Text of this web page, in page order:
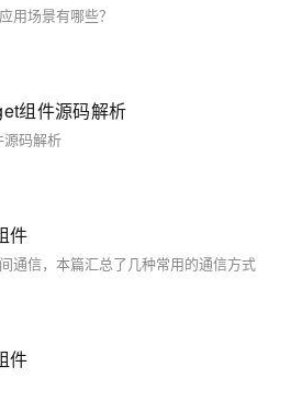
用场景有哪些？
组件源码解析
源码解析
件
通信，本篇汇总了几种常用的通信方式
件